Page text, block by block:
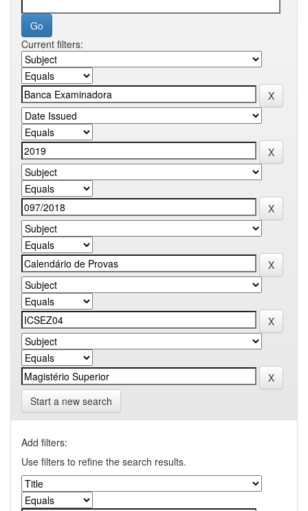
Current filters:
Start a new search
Add filters:
Use filters to refine the search results.